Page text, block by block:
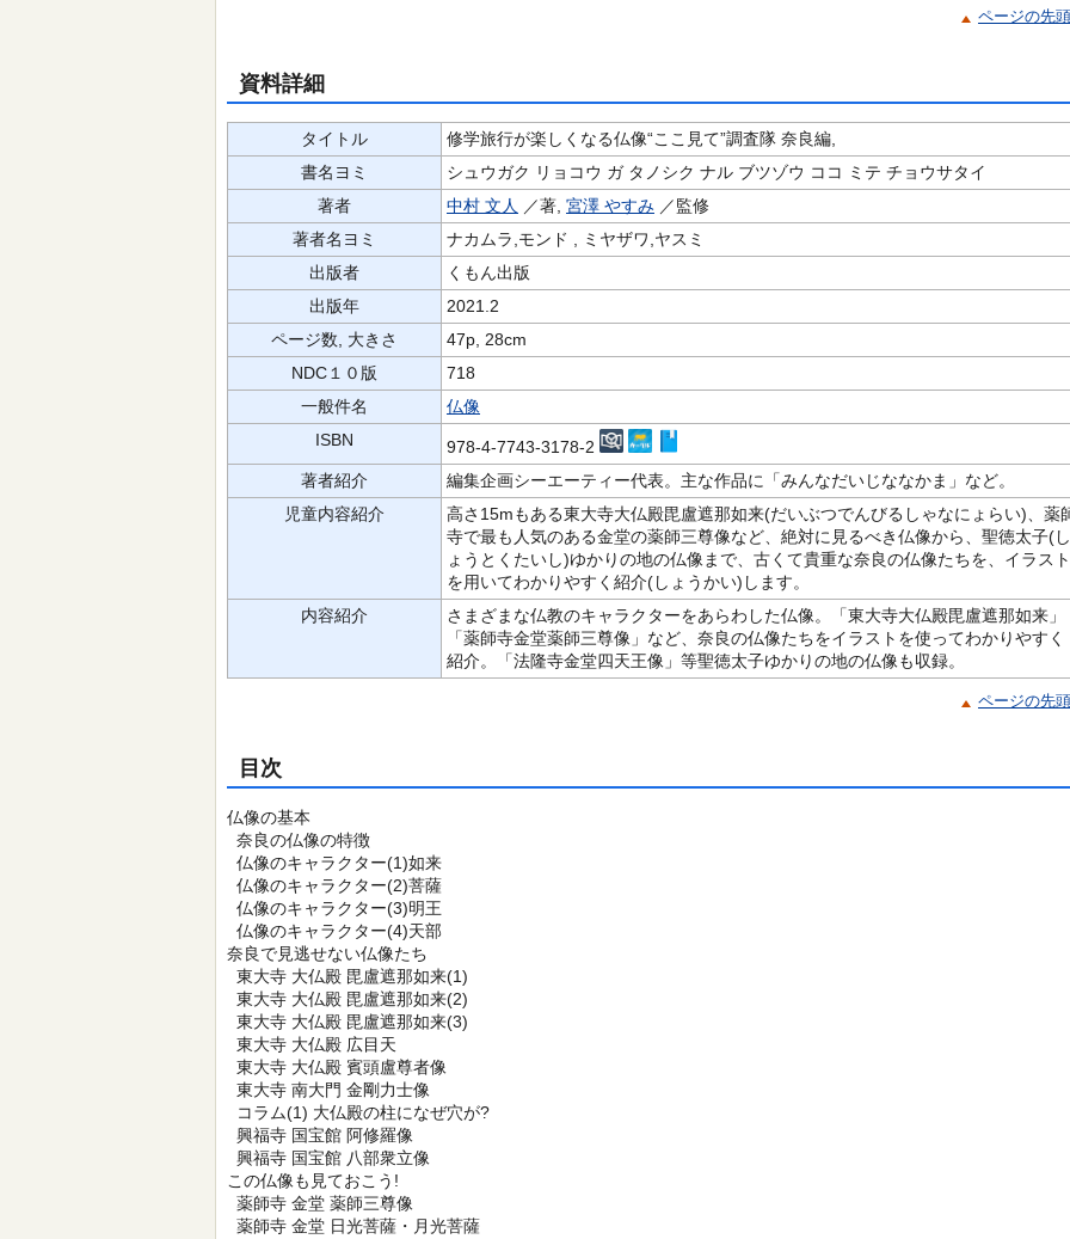
ページの先
資料詳細
タイトル
修学旅行が楽しくなる仏像“ここ見て”調査隊 奈良編,
書名ヨミ
シュウガク リョコウ ガ タノシク ナル ブツゾウ ココ ミテ チョウサタイ
著者
中村 文人 ／著, 宮澤 やすみ ／監修
著者名ヨミ
ナカムラ,モンド , ミヤザワ,ヤスミ
出版者
くもん出版
出版年
2021.2
ページ数, 大きさ
47p, 28cm
NDC１０版
718
一般件名
仏像
ISBN
978-4-7743-3178-2
著者紹介
編集企画シーエーティー代表。主な作品に「みんなだいじななかま」など。
児童内容紹介
高さ15mもある東大寺大仏殿毘盧遮那如来(だいぶつでんびるしゃなにょらい)、薬
寺で最も人気のある金堂の薬師三尊像など、絶対に見るべき仏像から、聖徳太子(し
ょうとくたいし)ゆかりの地の仏像まで、古くて貴重な奈良の仏像たちを、イラスト
を用いてわかりやすく紹介(しょうかい)します。
内容紹介
さまざまな仏教のキャラクターをあらわした仏像。「東大寺大仏殿毘盧遮那如来」
「薬師寺金堂薬師三尊像」など、奈良の仏像たちをイラストを使ってわかりやすく
紹介。「法隆寺金堂四天王像」等聖徳太子ゆかりの地の仏像も収録。
ページの先
目次
仏像の基本
奈良の仏像の特徴
仏像のキャラクター(1)如来
仏像のキャラクター(2)菩薩
仏像のキャラクター(3)明王
仏像のキャラクター(4)天部
奈良で見逃せない仏像たち
東大寺 大仏殿 毘盧遮那如来(1)
東大寺 大仏殿 毘盧遮那如来(2)
東大寺 大仏殿 毘盧遮那如来(3)
東大寺 大仏殿 広目天
東大寺 大仏殿 賓頭盧尊者像
東大寺 南大門 金剛力士像
コラム(1) 大仏殿の柱になぜ穴が?
興福寺 国宝館 阿修羅像
興福寺 国宝館 八部衆立像
この仏像も見ておこう!
薬師寺 金堂 薬師三尊像
薬師寺 金堂 日光菩薩・月光菩薩